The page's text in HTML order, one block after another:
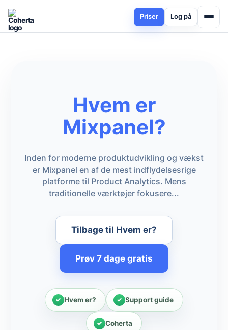
Priser Log på
Hvem er
Mixpanel?
Inden for moderne produktudvikling og vækst
er Mixpanel en af de mest indflydelsesrige
platforme til Product Analytics. Mens
traditionelle værktøjer fokusere...
Tilbage til Hvem er?
Prøv 7 dage gratis
Hvem er? Support guide
Coherta